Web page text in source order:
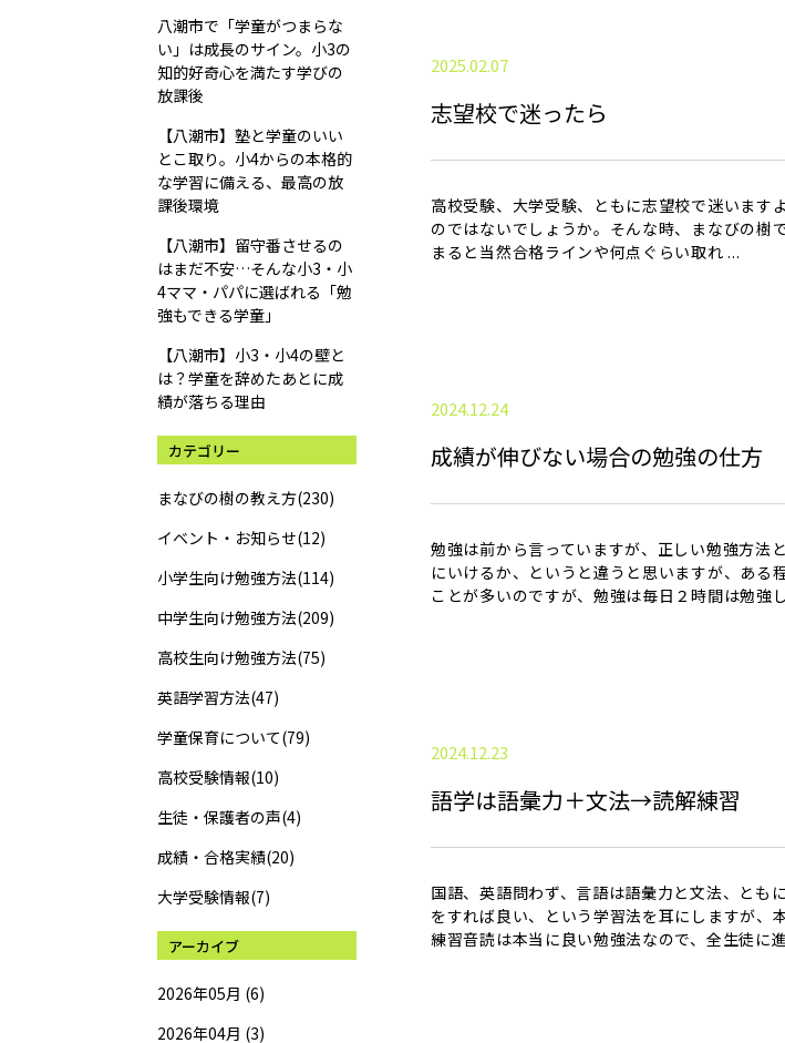
八潮市で「学童がつまらな
い」は成長のサイン。小3の
知的好奇心を満たす学びの
放課後
【八潮市】塾と学童のいい
とこ取り。小4からの本格的
な学習に備える、最高の放
課後環境
【八潮市】留守番させるの
はまだ不安…そんな小3・小
4ママ・パパに選ばれる「勉
強もできる学童」
【八潮市】小3・小4の壁と
は？学童を辞めたあとに成
績が落ちる理由
カテゴリー
まなびの樹の教え方(230)
イベント・お知らせ(12)
小学生向け勉強方法(114)
中学生向け勉強方法(209)
高校生向け勉強方法(75)
英語学習方法(47)
学童保育について(79)
高校受験情報(10)
生徒・保護者の声(4)
成績・合格実績(20)
大学受験情報(7)
アーカイブ
2026年05月 (6)
2026年04月 (3)
2025.02.07
志望校で迷ったら
高校受験、大学受験、ともに志望校で迷います
のではないでしょうか。そんな時、まなびの
まると当然合格ラインや何点ぐらい取れ ...
2024.12.24
成績が伸びない場合の勉強の仕方
勉強は前から言っていますが、正しい勉強方法
にいけるか、というと違うと思いますが、ある
ことが多いのですが、勉強は毎日２時間は勉強
2024.12.23
語学は語彙力＋文法→読解練習
国語、英語問わず、言語は語彙力と文法、とも
をすれば良い、という学習法を耳にしますが
練習音読は本当に良い勉強法なので、全生徒に